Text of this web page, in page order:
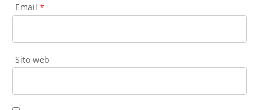
Email *
Sito web